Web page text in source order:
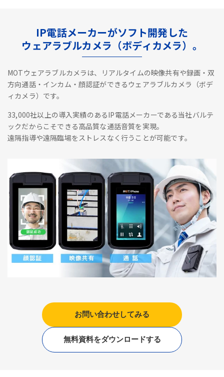
IP電話メーカーがソフト開発した
ウェアラブルカメラ（ボディカメラ）。
MOTウェアラブルカメラは、リアルタイムの映像共有や録画・双
方向通話・インカム・顔認証ができるウェアラブルカメラ（ボデ
ィカメラ）です。
33,000社以上の導入実績のあるIP電話メーカーである当社バルテ
ックだからこそできる高品質な通話音質を実現。
遠隔指導や遠隔臨場をストレスなく行うことが可能です。
お問い合わせしてみる
無料資料をダウンロードする